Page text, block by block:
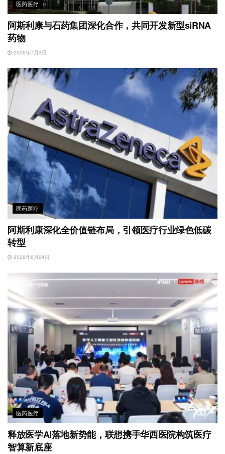
医药医疗
阿斯利康与石药集团深化合作，共同开发新型siRNA
药物
2026年7月3日
医药医疗
阿斯利康深化全价值链布局，引领医疗行业绿色低碳
转型
2026年6月24日
医药医疗
释放医学AI落地新势能，联想携手华西医院构筑医疗
智算新底座